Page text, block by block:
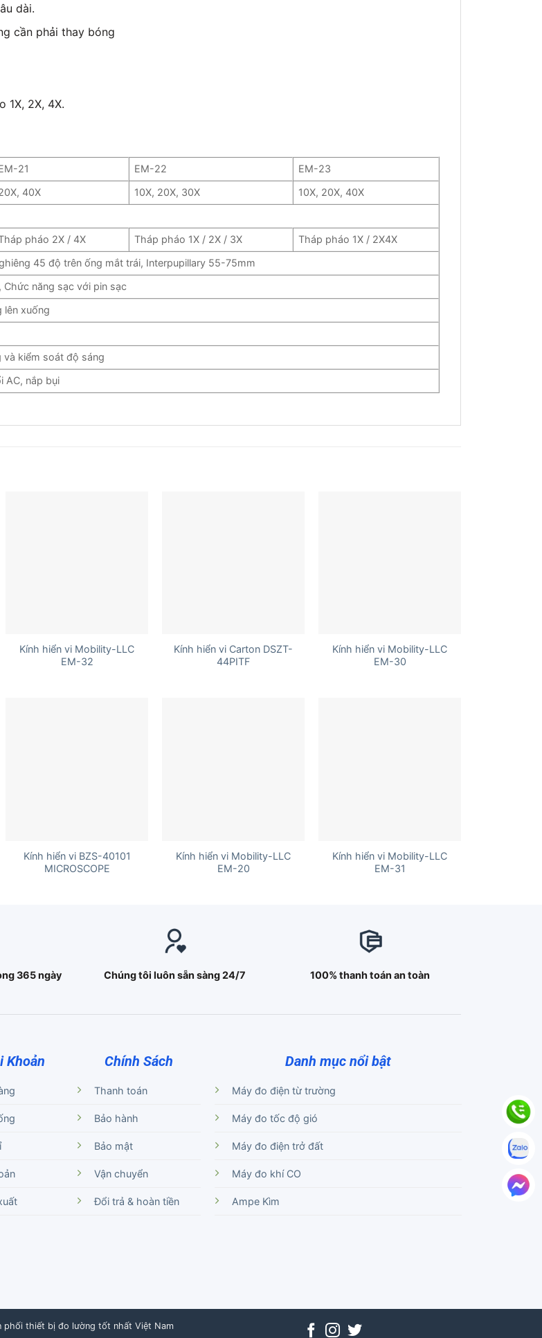
dài.
cần phải thay bóng
1X, 2X, 4X.
21 EM-22
EM-23
40X 10X, 20X, 30X
10X, 20X, 40X
pháo 2X / 4X Tháp pháo 1X / 2X / 3X
Tháp pháo 1X / 2X4X
45 độ trên ống mắt trái, Interpupillary 55-75mm
Chức năng sạc với pin sạc
lên xuống
và kiểm soát độ sáng
AC, nắp bụi
Kính hiển vi Mobility-LLC
EM-32
Kính hiển vi Carton DSZT-
44PITF
Kính hiển vi Mobility-LLC
EM-30
Kính hiển vi BZS-40101
MICROSCOPE
Kính hiển vi Mobility-LLC
EM-20
Kính hiển vi Mobility-LLC
EM-31
365 ngày Chúng tôi luôn sẵn sàng 24/7 100% thanh toán an toàn
Khoản Chính Sách
Thanh toán
Bảo hành
Bảo mật
Vận chuyển
Đổi trả & hoàn tiền
Danh mục nổi bật
Máy đo điện từ trường
Máy đo tốc độ gió
Máy đo điện trở đất
Máy đo khí CO
Ampe Kìm
phối thiết bị đo lường tốt nhất Việt Nam